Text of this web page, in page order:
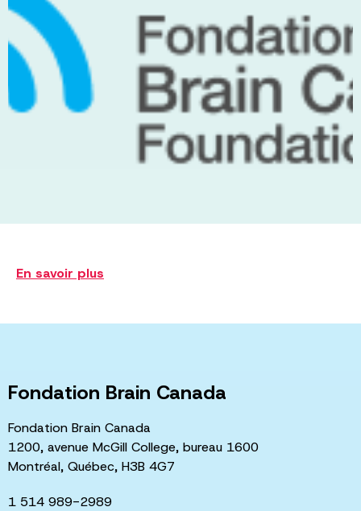
En savoir plus
Fondation Brain Canada
Fondation Brain Canada
1200, avenue McGill College, bureau 1600
Montréal, Québec, H3B 4G7
1 514 989-2989